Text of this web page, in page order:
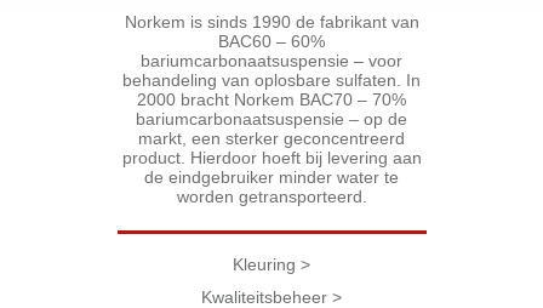
Norkem is sinds 1990 de fabrikant van
BAC60 – 60%
bariumcarbonaatsuspensie – voor
behandeling van oplosbare sulfaten. In
2000 bracht Norkem BAC70 – 70%
bariumcarbonaatsuspensie – op de
markt, een sterker geconcentreerd
product. Hierdoor hoeft bij levering aan
de eindgebruiker minder water te
worden getransporteerd.
Kleuring >
Kwaliteitsbeheer >